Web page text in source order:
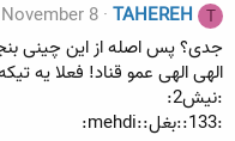
T
TAHEREH
8
جدی؟ پس اصله از این چینی
الهی الهی عمو قناد! فعلا یه
:نیش2:
:133::بغل::mehdi: